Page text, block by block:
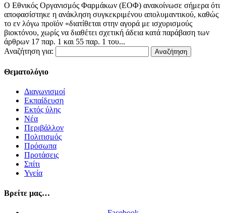
Ο Εθνικός Οργανισμός Φαρμάκων (ΕΟΦ) ανακοίνωσε σήμερα ότι
αποφασίστηκε η ανάκληση συγκεκριμένου απολυμαντικού, καθώς
το εν λόγω προϊόν «διατίθεται στην αγορά με ισχυρισμούς
βιοκτόνου, χωρίς να διαθέτει σχετική άδεια κατά παράβαση των
άρθρων 17 παρ. 1 και 55 παρ. 1 του...
Αναζήτηση για:
Θεματολόγιο
Διαγωνισμοί
Εκπαίδευση
Εκτός ύλης
Νέα
Περιβάλλον
Πολιτισμός
Πρόσωπα
Προτάσεις
Σπίτι
Υγεία
Βρείτε μας…